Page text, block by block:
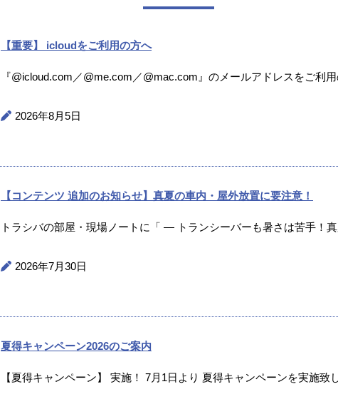
【重要】 icloudをご利用の方へ
『@icloud.com／@me.com／@mac.com』のメールアドレスをご利
2026年8月5日
【コンテンツ 追加のお知らせ】真夏の車内・屋外放置に要注意！
トラシバの部屋・現場ノートに「 ― トランシーバーも暑さは苦手！
2026年7月30日
夏得キャンペーン2026のご案内
【夏得キャンペーン】 実施！ 7月1日より 夏得キャンペーンを実施致